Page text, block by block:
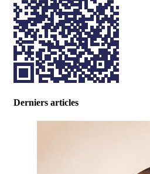
Derniers articles